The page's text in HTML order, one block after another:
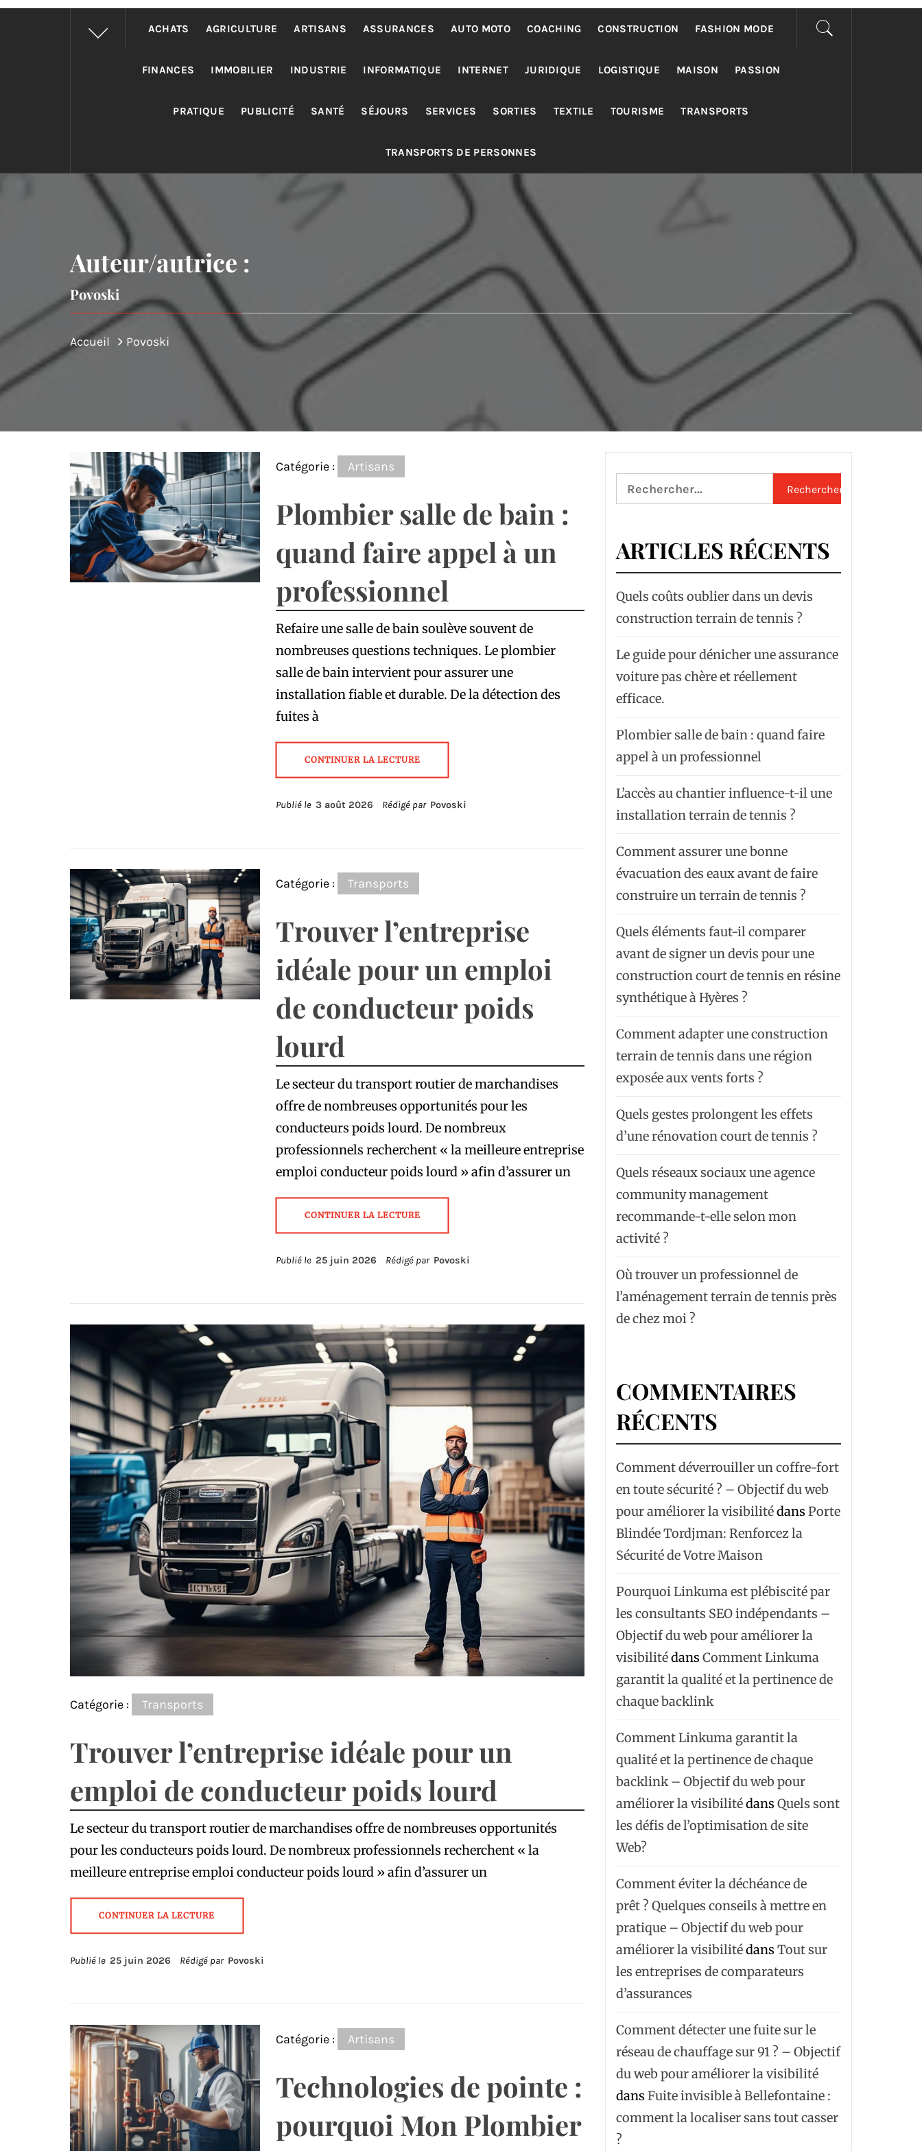
ACHATS AGRICULTURE ARTISANS ASSURANCES AUTO MOTO COACHING CONSTRUCTION FASHION MODE
FINANCES IMMOBILIER INDUSTRIE INFORMATIQUE INTERNET JURIDIQUE LOGISTIQUE MAISON PASSION
PRATIQUE PUBLICITÉ SANTÉ SÉJOURS SERVICES SORTIES TEXTILE TOURISME TRANSPORTS
TRANSPORTS DE PERSONNES
Auteur/autrice :
Povoski
Accueil Povoski
Catégorie : Artisans
Plombier salle de bain :
quand faire appel à un
professionnel
Refaire une salle de bain soulève souvent de
nombreuses questions techniques. Le plombier
salle de bain intervient pour assurer une
installation fiable et durable. De la détection des
fuites à
CONTINUER LA LECTURE
Publié le 3 août 2026 Rédigé par Povoski
Catégorie : Transports
Trouver l’entreprise
idéale pour un emploi
de conducteur poids
lourd
Le secteur du transport routier de marchandises
offre de nombreuses opportunités pour les
conducteurs poids lourd. De nombreux
professionnels recherchent « la meilleure entreprise
emploi conducteur poids lourd » afin d’assurer un
CONTINUER LA LECTURE
Publié le 25 juin 2026 Rédigé par Povoski
Catégorie : Transports
Trouver l’entreprise idéale pour un
emploi de conducteur poids lourd
Le secteur du transport routier de marchandises offre de nombreuses opportunités
pour les conducteurs poids lourd. De nombreux professionnels recherchent « la
meilleure entreprise emploi conducteur poids lourd » afin d’assurer un
CONTINUER LA LECTURE
Publié le 25 juin 2026 Rédigé par Povoski
Catégorie : Artisans
Technologies de pointe :
pourquoi Mon Plombier
Rechercher :
ARTICLES RÉCENTS
Quels coûts oublier dans un devis
construction terrain de tennis ?
Le guide pour dénicher une assurance
voiture pas chère et réellement
efficace.
Plombier salle de bain : quand faire
appel à un professionnel
L’accès au chantier influence-t-il une
installation terrain de tennis ?
Comment assurer une bonne
évacuation des eaux avant de faire
construire un terrain de tennis ?
Quels éléments faut-il comparer
avant de signer un devis pour une
construction court de tennis en résine
synthétique à Hyères ?
Comment adapter une construction
terrain de tennis dans une région
exposée aux vents forts ?
Quels gestes prolongent les effets
d’une rénovation court de tennis ?
Quels réseaux sociaux une agence
community management
recommande-t-elle selon mon
activité ?
Où trouver un professionnel de
l’aménagement terrain de tennis près
de chez moi ?
COMMENTAIRES
RÉCENTS
Comment déverrouiller un coffre-fort
en toute sécurité ? – Objectif du web
pour améliorer la visibilitédans Porte
Blindée Tordjman: Renforcez la
Sécurité de Votre Maison
Pourquoi Linkuma est plébiscité par
les consultants SEO indépendants –
Objectif du web pour améliorer la
visibilitédans Comment Linkuma
garantit la qualité et la pertinence de
chaque backlink
Comment Linkuma garantit la
qualité et la pertinence de chaque
backlink – Objectif du web pour
améliorer la visibilitédans Quels sont
les défis de l’optimisation de site
Web?
Comment éviter la déchéance de
prêt ? Quelques conseils à mettre en
pratique – Objectif du web pour
améliorer la visibilitédans Tout sur
les entreprises de comparateurs
d’assurances
Comment détecter une fuite sur le
réseau de chauffage sur 91 ? – Objectif
du web pour améliorer la visibilité
dans Fuite invisible à Bellefontaine :
comment la localiser sans tout casser
?